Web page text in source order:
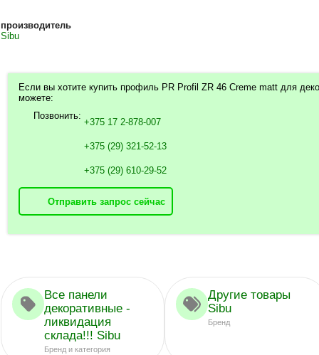
производитель
Sibu
Если вы хотите купить профиль PR Profil ZR 46 Creme matt для
можете:
Позвонить:
+375 17 2-878-007
+375 (29) 321-52-13
+375 (29) 610-29-52
Отправить запрос сейчас
Все панели
декоративные -
ликвидация
склада!!! Sibu
Бренд и категория
Другие товары
Sibu
Бренд